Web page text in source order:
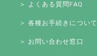
＞ よくある質問FAQ
＞ 各種お手続きについて
＞ お問い合わせ窓口